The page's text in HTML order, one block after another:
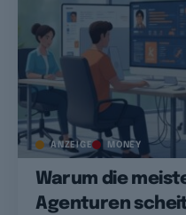
ANZEIGE MONEY
Warum die
Agenturen